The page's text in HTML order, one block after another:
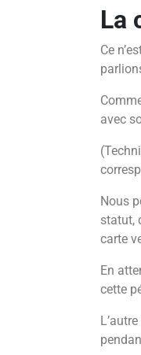
La
Ce
avec
Nous
statut,
carte
En
cette